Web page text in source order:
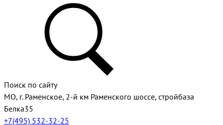
Поиск по сайту
МО, г. Раменское, 2-й км Раменского шоссе, стройбаза
Белка35
+7(495) 532-32-25